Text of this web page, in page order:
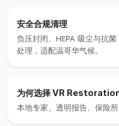
安全合规清理
负压封闭、HEPA 吸尘与抗菌
处理，适配温哥华气候。
为何选择 VR
本地专家、透明报告、保险